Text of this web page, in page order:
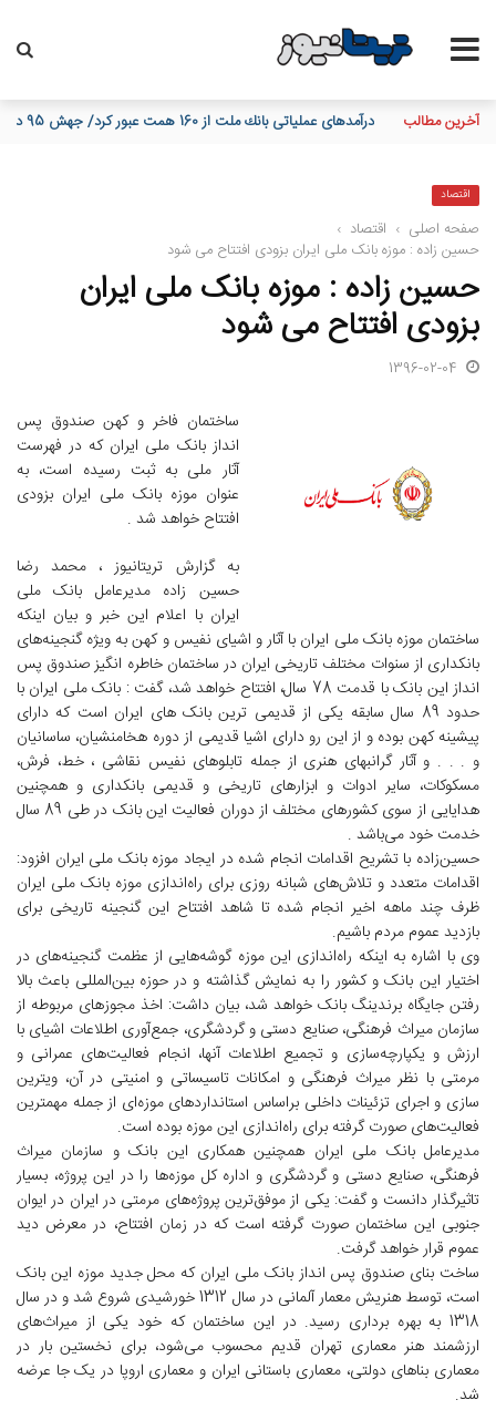
آخرین مطالب پیام تبریك مدیرعامل بانك ملت به مناسبت روز خبرنگار
اقتصاد
صفحه اصلی › اقتصاد ›
حسین زاده : موزه بانک ملی ایران بزودی افتتاح می شود
حسین زاده : موزه بانک ملی ایران
بزودی افتتاح می شود
1396-02-04
ساختمان فاخر و کهن صندوق پس
انداز بانک ملی ایران که در فهرست
آثار ملی به ثبت رسیده است، به
عنوان موزه بانک ملی ایران بزودی
افتتاح خواهد شد .
به گزارش تریتانیوز ، محمد رضا
حسین زاده مدیرعامل بانک ملی
ایران با اعلام این خبر و بیان اینکه
ساختمان موزه بانک ملی ایران با آثار و اشیای نفیس و کهن به ویژه گنجینه‌های
بانکداری از سنوات مختلف تاریخی ایران در ساختمان خاطره انگیز صندوق پس
انداز این بانک با قدمت 78 سال، افتتاح خواهد شد، گفت : بانک ملی ایران با
حدود 89 سال سابقه یکی از قدیمی ترین بانک های ایران است که دارای
پیشینه کهن بوده و از این رو دارای اشیا قدیمی از دوره هخامنشیان، ساسانیان
و . . . و آثار گرانبهای هنری از جمله تابلوهای نفیس نقاشی ، خط، فرش،
مسکوکات، سایر ادوات و ابزارهای تاریخی و قدیمی بانکداری و همچنین
هدایایی از سوی کشورهای مختلف از دوران فعالیت این بانک در طی 89 سال
خدمت خود می‌باشد .
حسین‌زاده با تشریح اقدامات انجام شده در ایجاد موزه بانک ملی ایران افزود:
اقدامات متعدد و تلاش‌های شبانه‌ روزی برای راه‌اندازی موزه بانک ملی ایران
ظرف چند ماهه اخیر انجام شده تا شاهد افتتاح این گنجینه تاریخی برای
بازدید عموم مردم باشیم.
وی با اشاره به اینکه راه‌اندازی این موزه گوشه‌هایی از عظمت گنجینه‌های در
اختیار این بانک و کشور را به نمایش گذاشته و در حوزه بین‌المللی باعث بالا
رفتن جایگاه برندینگ بانک خواهد شد، بیان داشت: اخذ مجوزهای مربوطه از
سازمان میراث فرهنگی، صنایع دستی و گردشگری، جمع‌آوری اطلاعات اشیای با
ارزش و یکپارچه‌سازی و تجمیع اطلاعات آنها، انجام فعالیت‌های عمرانی و
مرمتی با نظر میراث فرهنگی و امکانات تاسیساتی و امنیتی در آن، ویترین‌
سازی و اجرای تزئینات داخلی براساس استانداردهای موزه‌ای از جمله مهمترین
فعالیت‌های صورت گرفته برای راه‌اندازی این موزه بوده است.
مدیرعامل بانک ملی ایران همچنین همکاری این بانک و سازمان میراث
فرهنگی، صنایع دستی و گردشگری و اداره کل موزه‌ها را در این پروژه، بسیار
تاثیرگذار دانست و گفت: یکی از موفق‌ترین پروژه‌های مرمتی در ایران در ایوان
جنوبی این ساختمان صورت گرفته است که در زمان افتتاح، در معرض دید
عموم قرار خواهد گرفت.
ساخت بنای صندوق پس انداز بانک ملی ایران که محل جدید موزه این بانک
است، توسط هنریش معمار آلمانی در سال 1312 خورشیدی شروع شد و در سال
1318 به بهره برداری رسید. در این ساختمان که خود یکی از میراث‌های
ارزشمند هنر معماری تهران قدیم محسوب می‌شود، برای نخستین بار در
معماری بناهای دولتی، معماری باستانی ایران و معماری اروپا در یک جا عرضه
شد.